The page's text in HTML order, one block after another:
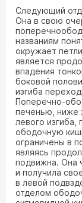
Следующий
Она в свою
названиям
окружает
является
впадения
боковой
изгиба
Поперечно-
печенью, ниже
левого
ободочную
ограничены в
являясь
подвижна. Она
и получила
в левой
отделом